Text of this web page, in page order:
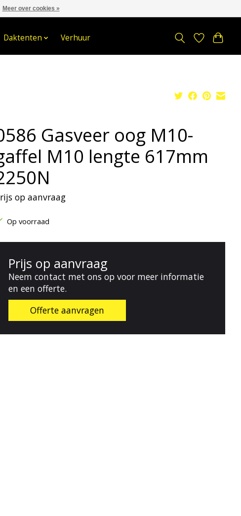
Stuur een Whatsapp bericht
Daktenten Verhuur
Gasveer oog M10-
M10 lengte 617mm
op aanvraag
Op voorraad
Prijs op aanvraag
Neem contact met ons op voor meer informatie
en een offerte.
Offerte aanvragen
Meer over cookies »